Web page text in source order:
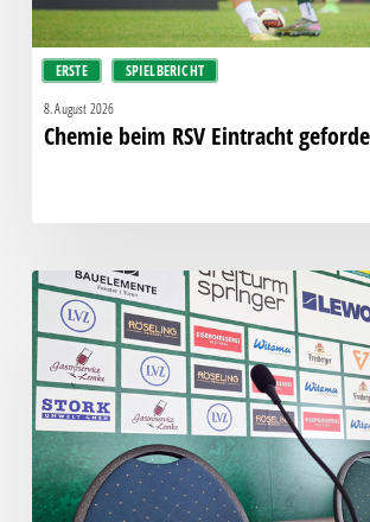
ERSTE SPIELBERICHT
8. August 2026
Chemie beim RSV Eintracht
Pressegespräch
vor
RSV
Eintracht
1949
–
Chemie